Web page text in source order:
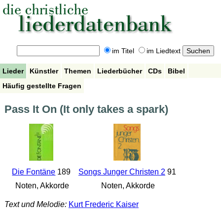
im Titel im Liedtext
Lieder Künstler Themen Liederbücher CDs
Bibel
Häufig gestellte Fragen
Pass It On (It only takes a spark)
Die Fontäne 189
Noten, Akkorde
Songs Junger Christen 2 91
Noten, Akkorde
Text und Melodie: Kurt Frederic Kaiser